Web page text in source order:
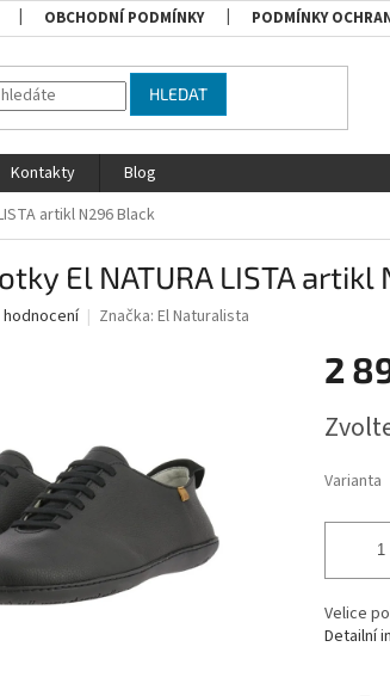
OBCHODNÍ PODMÍNKY PODMÍNKY
HLEDAT
Kontakty
Blog
artikl N296 Black
El NATURA LISTA artikl
Značka: El Naturalista
2
cena:
Varianta
Velice
Detailní